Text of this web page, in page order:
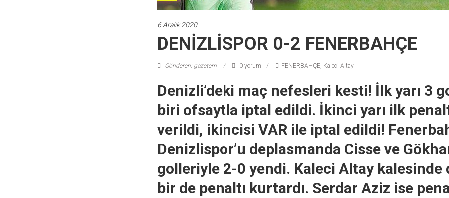
6 Aralık 2020
DENİZLİSPOR 0-2 FENERBAHÇE
Gönderen: gazetem 0 yorum FENERBAHÇE, Kaleci Altay
Denizli’deki maç nefesleri kesti! İlk yarı 3
biri ofsaytla iptal edildi. İkinci yarı ilk
verildi, ikincisi VAR ile iptal edildi!
Denizlispor’u deplasmanda Cisse ve
golleriyle 2-0 yendi. Kaleci Altay kalesinde
bir de penaltı kurtardı. Serdar Aziz ise